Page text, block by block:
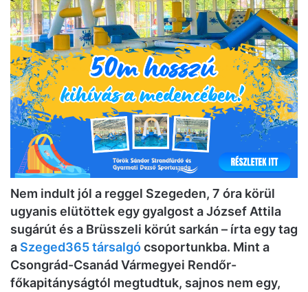
Nem indult jól a reggel Szegeden, 7 óra körül
ugyanis elütöttek egy gyalgost a József Attila
sugárút és a Brüsszeli körút sarkán – írta egy tag
a Szeged365 társalgócsoportunkba. Mint a
Csongrád-Csanád Vármegyei Rendőr-
főkapitányságtól megtudtuk, sajnos nem egy,